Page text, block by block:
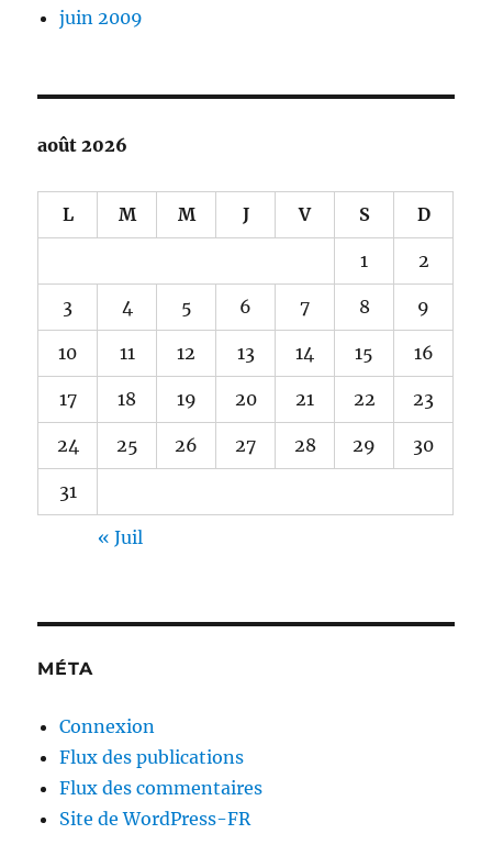
juin 2009
août 2026
L M M J V S D
1 2
3 4 5 6 7 8 9
10 11 12 13 14 15 16
17 18 19 20 21 22 23
24 25 26 27 28 29 30
31
« Juil
MÉTA
Connexion
Flux des publications
Flux des commentaires
Site de WordPress-FR